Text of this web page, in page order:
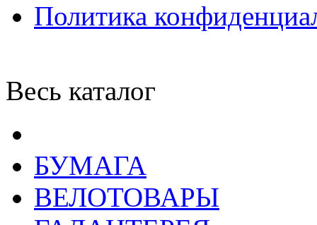
Политика
Весь каталог
БУМАГА
ВЕЛОТОВАРЫ